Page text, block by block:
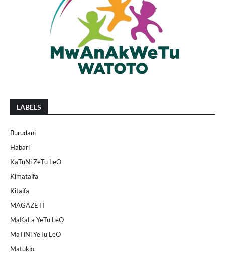
LABELS
Burudani
Habari
KaTuNi ZeTu LeO
Kimataifa
Kitaifa
MAGAZETI
MaKaLa YeTu LeO
MaTiNi YeTu LeO
Matukio